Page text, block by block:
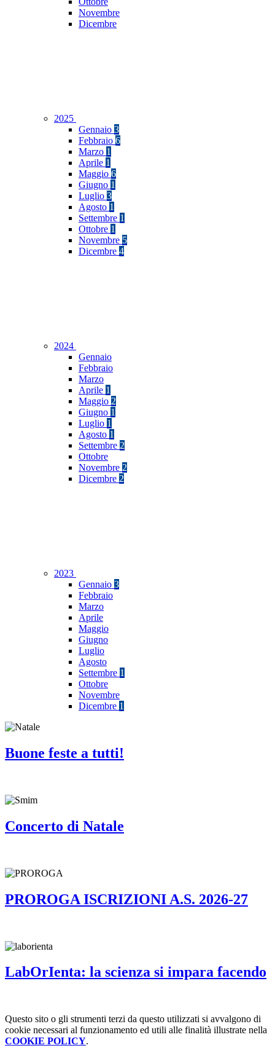
Novembre
Dicembre
2025
Gennaio 3
Febbraio 6
Marzo 1
Aprile 1
Maggio 6
Giugno 1
Luglio 3
Agosto 1
Settembre 1
Ottobre 1
Novembre 5
Dicembre 4
2024
Gennaio
Febbraio
Marzo
Aprile 1
Maggio 2
Giugno 1
Luglio 1
Agosto 1
Settembre 2
Ottobre
Novembre 2
Dicembre 2
2023
Gennaio 3
Febbraio
Marzo
Aprile
Maggio
Giugno
Luglio
Agosto
Settembre 1
Ottobre
Novembre
Dicembre 1
Buone feste a tutti!
Concerto di Natale
PROROGA ISCRIZIONI A.S. 2026-27
LabOrIenta: la scienza si impara facendo
Questo sito o gli strumenti terzi da questo utilizzati si avvalgono di
cookie necessari al funzionamento ed utili alle finalità illustrate nella
COOKIE POLICY.